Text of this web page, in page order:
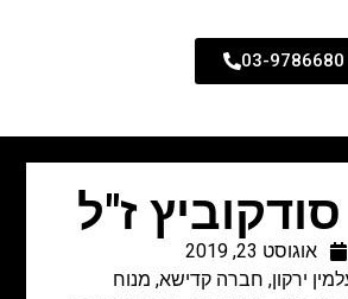
03-9786680
ז"ל
אוגוסט 23, 2019
ירקון, חברה קדישא, מנוח